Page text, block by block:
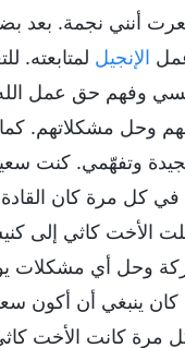
أنني نجمة. بعد
الإنجيل لمتابعته.
نفسي وفهم حق عمل
وحل مشكلاتهم.
وتفهّمي. كنت
في كل مرة كان
كاثي إلى
وحل أي مشكلات
كان ينبغي أن أكون
مرة كانت الأخت